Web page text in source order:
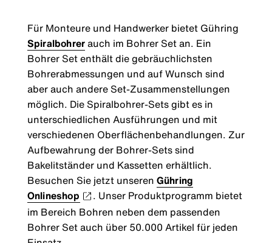
Für Monteure und Handwerker bietet Gühring
Spiralbohrerauch im Bohrer Set an. Ein
Bohrer Set enthält die gebräuchlichsten
Bohrerabmessungen und auf Wunsch sind
aber auch andere Set-Zusammenstellungen
möglich. Die Spiralbohrer-Sets gibt es in
unterschiedlichen Ausführungen und mit
verschiedenen Oberflächenbehandlungen. Zur
Aufbewahrung der Bohrer-Sets sind
Bakelitständer und Kassetten erhältlich.
Besuchen Sie jetzt unseren Gühring
Onlineshop
. Unser Produktprogramm bietet
im Bereich Bohren neben dem passenden
Bohrer Set auch über 50.000 Artikel für jeden